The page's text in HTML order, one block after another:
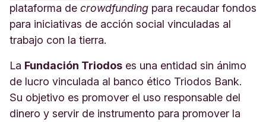
plataforma de crowdfunding para recaudar fondos
para iniciativas de acción social vinculadas al
trabajo con la tierra.
La Fundación Triodos es una entidad sin ánimo
de lucro vinculada al banco ético Triodos Bank.
Su objetivo es promover el uso responsable del
dinero y servir de instrumento para promover la